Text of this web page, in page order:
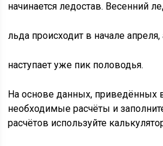
начинается ледостав. Весенний
льда происходит в начале
наступает уже пик половодья.
На основе данных, приведённых в
необходимые расчёты и
расчётов используйте